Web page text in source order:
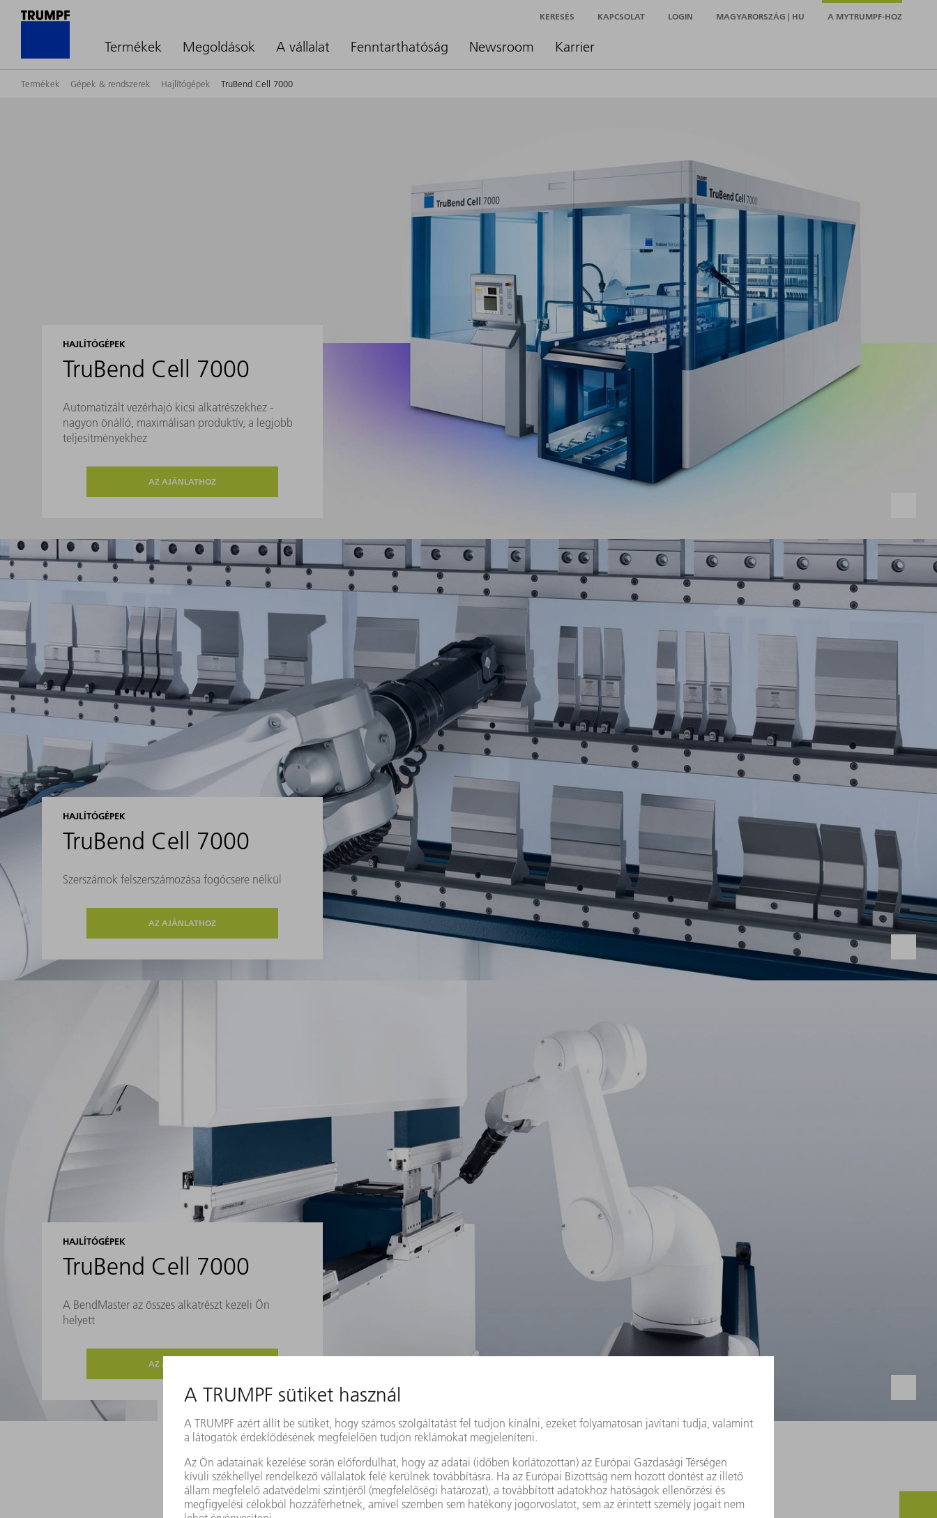
Termékek Megoldások A vállalat Fenntarthatóság Newsroom Karrier
KERESÉS KAPCSOLAT LOGIN MAGYARORSZÁG | HU A MYTRUMPF-HOZ
Termékek Gépek & rendszerek Hajlítógépek TruBend Cell 7000
HAJLÍTÓGÉPEK
TruBend Cell 7000
Automatizált vezérhajó kicsi alkatrészekhez -
nagyon önálló, maximálisan produktív, a legjobb
teljesítményekhez
AZ AJÁNLATHOZ
HAJLÍTÓGÉPEK
TruBend Cell 7000
Szerszámok felszerszámozása fogócsere nélkül
AZ AJÁNLATHOZ
HAJLÍTÓGÉPEK
TruBend Cell 7000
A BendMaster az összes alkatrészt kezeli Ön
helyett
AZ AJÁNLATHOZ
24/7 nagy sebesség – a világ legtermelékenyebb hajlítócellája a kisméretű munkadarabok számára
A TruBend Cell 7000-rel a felhasználók rendkívül dinamikusan és gazdaságosan végezhetik a kis darabok hajlítását.